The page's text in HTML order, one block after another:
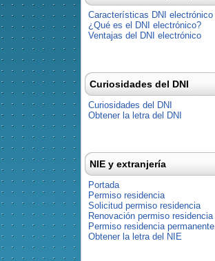
Características DNI electrónico
¿Qué es el DNI electrónico?
Ventajas del DNI electrónico
Curiosidades del DNI
Curiosidades del DNI
Obtener la letra del DNI
NIE y extranjería
Portada
Permiso residencia
Solicitud permiso residencia
Renovación permiso residencia
Permiso residencia permanente
Obtener la letra del NIE